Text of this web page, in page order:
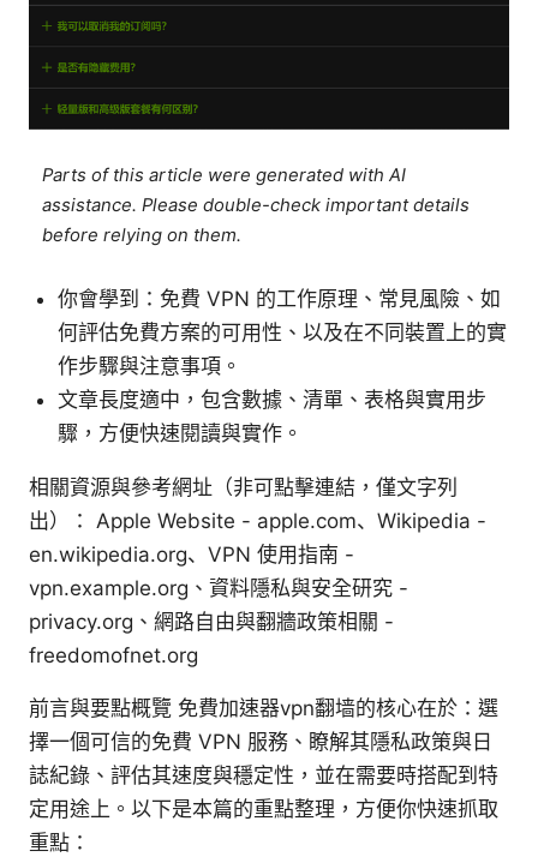
Parts of this article were generated with AI
assistance. Please double-check important details
before relying on them.
你會學到：免費 VPN 的工作原理、常見風險、如
何評估免費方案的可用性、以及在不同裝置上的實
作步驟與注意事項。
文章長度適中，包含數據、清單、表格與實用步
驟，方便快速閱讀與實作。
相關資源與參考網址（非可點擊連結，僅文字列
出）： Apple Website - apple.com、Wikipedia -
en.wikipedia.org、VPN 使用指南 -
vpn.example.org、資料隱私與安全研究 -
privacy.org、網路自由與翻牆政策相關 -
freedomofnet.org
前言與要點概覽 免費加速器vpn翻墙的核心在於：選
擇一個可信的免費 VPN 服務、瞭解其隱私政策與日
誌紀錄、評估其速度與穩定性，並在需要時搭配到特
定用途上。以下是本篇的重點整理，方便你快速抓取
重點：